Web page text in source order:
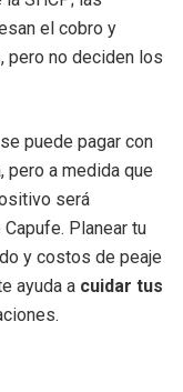
el cobro y
pero no deciden los
puede pagar con
pero a medida que
será
Planear tu
y costos de peaje
ayuda a cuidar tus